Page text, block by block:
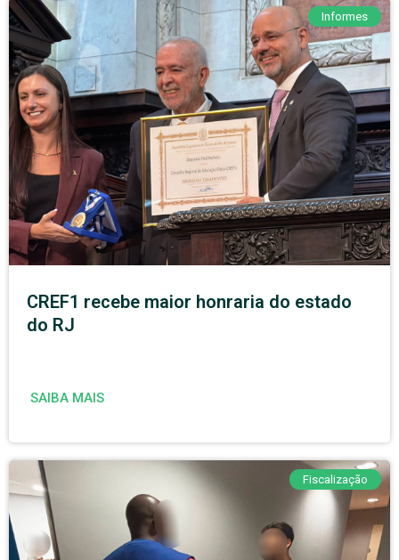
Informes
CREF1 recebe maior honraria do estado
do RJ
SAIBA MAIS
Fiscalização